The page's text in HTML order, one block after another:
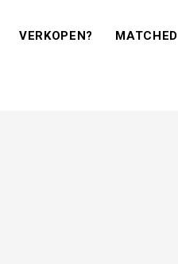
VERKOPEN? (VERKOPEN?)
MATCHED